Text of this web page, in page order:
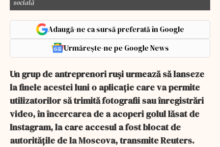
socială
Adaugă-ne ca sursă preferată în Google
Urmărește-ne pe Google News
Un grup de antreprenori ruşi urmează să lanseze
la finele acestei luni o aplicaţie care va permite
utilizatorilor să trimită fotografii sau înregistrări
video, în încercarea de a acoperi golul lăsat de
Instagram, la care accesul a fost blocat de
autorităţile de la Moscova, transmite Reuters.